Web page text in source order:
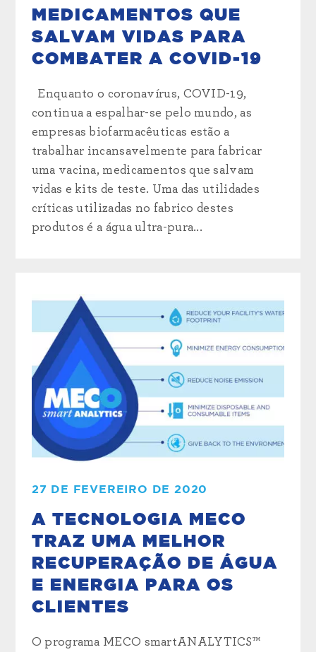
MEDICAMENTOS QUE
SALVAM VIDAS PARA
COMBATER A COVID-19
Enquanto o coronavírus, COVID-19,
continua a espalhar-se pelo mundo, as
empresas biofarmacêuticas estão a
trabalhar incansavelmente para fabricar
uma vacina, medicamentos que salvam
vidas e kits de teste. Uma das utilidades
críticas utilizadas no fabrico destes
produtos é a água ultra-pura...
27 DE FEVEREIRO DE 2020
A TECNOLOGIA MECO
TRAZ UMA MELHOR
RECUPERAÇÃO DE ÁGUA
E ENERGIA PARA OS
CLIENTES
O programa MECO smartANALYTICS™